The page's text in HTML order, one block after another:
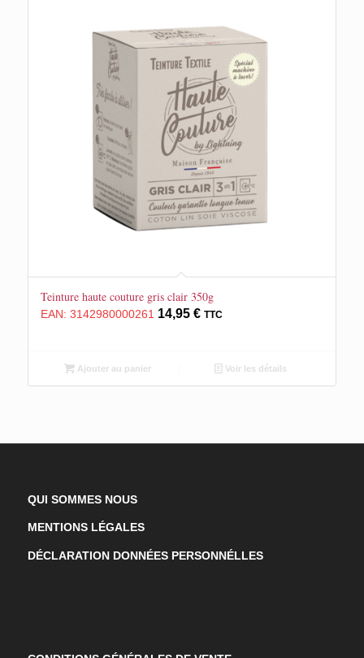
Teinture haute couture gris clair 350g
EAN: 3142980000261 14,95 € TTC
Ajouter au panier Voir les détails
QUI SOMMES NOUS
MENTIONS LÉGALES
DÉCLARATION DONNÉES PERSONNÉLLES